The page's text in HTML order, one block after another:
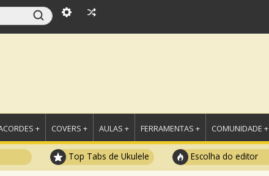
+ COVERS + AULAS + FERRAMENTAS + COMUNIDADE +
Top Tabs de Ukulele Escolha do editor